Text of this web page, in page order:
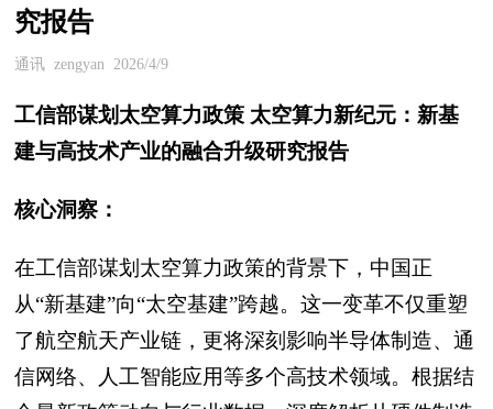
究报告
通讯 zengyan 2026/4/9
工信部谋划太空算力政策 太空算力新纪元：新基
建与高技术产业的融合升级研究报告
核心洞察：
在工信部谋划太空算力政策的背景下，中国正
从“新基建”向“太空基建”跨越。这一变革不仅重塑
了航空航天产业链，更将深刻影响半导体制造、通
信网络、人工智能应用等多个高技术领域。根据结